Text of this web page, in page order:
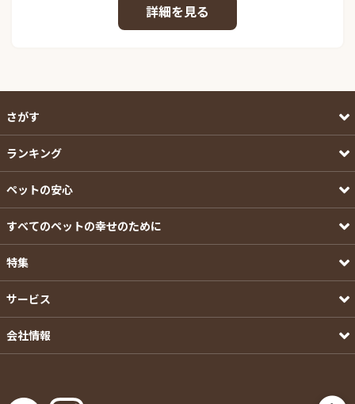
詳細を見る
さがす
ランキング
ペットの安心
すべてのペットの幸せのために
特集
サービス
会社情報